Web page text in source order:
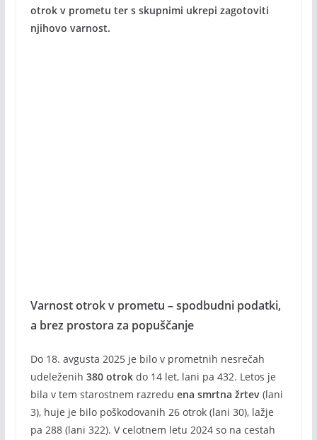
otrok v prometu ter s skupnimi ukrepi zagotoviti
njihovo varnost.
Varnost otrok v prometu – spodbudni podatki,
a brez prostora za popuščanje
Do 18. avgusta 2025 je bilo v prometnih nesrečah
udeleženih 380 otrokdo 14 let, lani pa 432. Letos je
bila v tem starostnem razredu ena smrtna žrtev(lani
3), huje je bilo poškodovanih 26 otrok (lani 30), lažje
pa 288 (lani 322). V celotnem letu 2024 so na cestah